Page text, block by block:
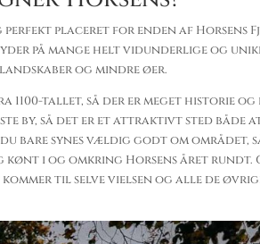
placeret for enden af Horsens
på mange helt vidunderlige og
og mindre øer.
1100-tallet, så der er meget historie
by, så det er et attraktivt sted både
bare synes vældig godt om
i og omkring Horsens året rundt.
til selve vielsen og alle de